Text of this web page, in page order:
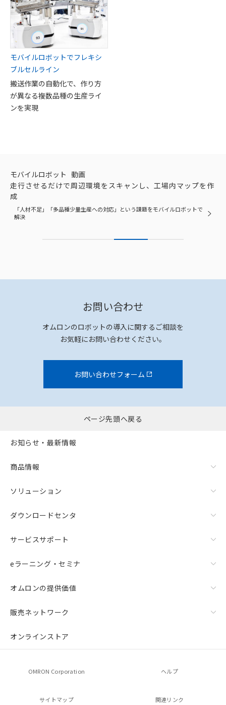
モバイルロボットでフレキシ
ブルセルライン
搬送作業の自動化で、作り方
が異なる複数品種の生産ライ
ンを実現
モバイルロボット 動画
走行させるだけで周辺環境をスキャンし、工場内マップを作
成
「人材不足」「多品種少量生産への対応」という課題をモバイルロボットで
解決
お問い合わせ
オムロンのロボットの導入に関するご相談を
お気軽にお問い合わせください。
お問い合わせフォーム
ページ先頭へ戻る
お知らせ・最新情報
商品情報
ソリューション
ダウンロードセンタ
サービスサポート
eラーニング・セミナ
オムロンの提供価値
販売ネットワーク
オンラインストア
OMRON Corporation ヘルプ
サイトマップ 関連リンク